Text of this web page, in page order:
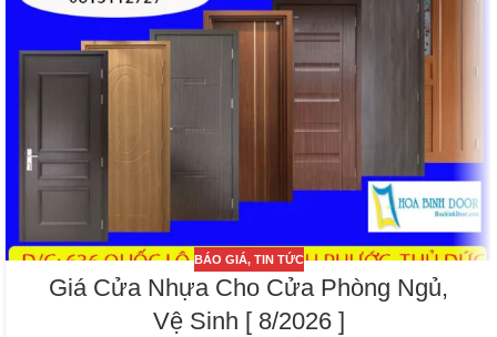
BÁO GIÁ, TIN TỨC
Giá Cửa Nhựa Cho Cửa Phòng Ngủ,
Vệ Sinh [ 8/2026 ]